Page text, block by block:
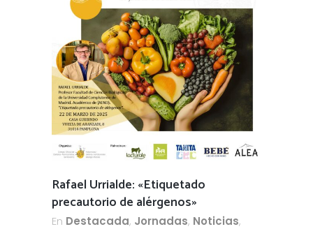
Rafael Urrialde: «Etiquetado
precautorio de alérgenos»
En Destacada, Jornadas, Noticias,